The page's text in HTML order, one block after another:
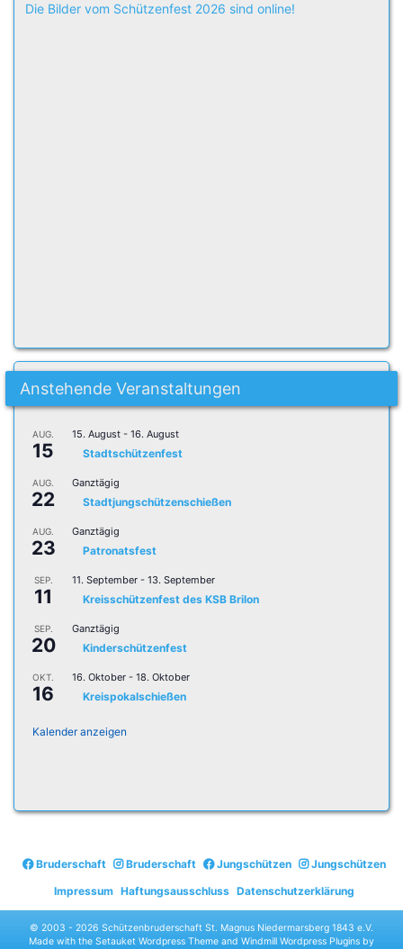
Die Bilder vom Schützenfest 2026 sind online!
Anstehende Veranstaltungen
AUG.
15
15. August - 16. August
Stadtschützenfest
AUG.
22
Ganztägig
Stadtjungschützenschießen
AUG.
23
Ganztägig
Patronatsfest
SEP.
11
11. September - 13. September
Kreisschützenfest des KSB Brilon
SEP.
20
Ganztägig
Kinderschützenfest
OKT.
16
16. Oktober - 18. Oktober
Kreispokalschießen
Kalender anzeigen
Bruderschaft Bruderschaft Jungschützen
Jungschützen
Impressum Haftungsausschluss Datenschutzerklärung
© 2003 - 2026 Schützenbruderschaft St. Magnus Niedermarsberg 1843 e.V.
Made with the Setauket Wordpress Theme and Windmill Wordpress Plugins by